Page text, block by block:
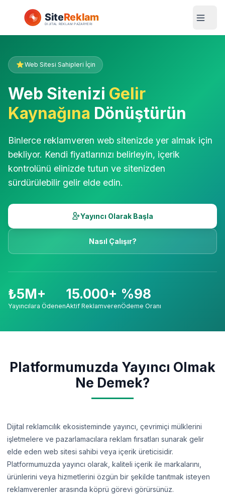
Web Sitesi Sahipleri İçin
Web Sitenizi Gelir
Kaynağına Dönüştürün
Binlerce reklamveren web sitenizde yer almak için
bekliyor. Kendi fiyatlarınızı belirleyin, içerik
kontrolünü elinizde tutun ve sitenizden
sürdürülebilir gelir elde edin.
Yayıncı Olarak Başla
Nasıl Çalışır?
₺5M+
Yayıncılara Ödenen
15.000+
Aktif Reklamveren
%98
Ödeme Oranı
Platformumuzda Yayıncı Olmak
Ne Demek?
Dijital reklamcılık ekosisteminde yayıncı, çevrimiçi mülklerini
işletmelere ve pazarlamacılara reklam fırsatları sunarak gelir
elde eden web sitesi sahibi veya içerik üreticisidir.
Platformumuzda yayıncı olarak, kaliteli içerik ile markalarını,
ürünlerini veya hizmetlerini özgün bir şekilde tanıtmak isteyen
reklamverenler arasında köprü görevi görürsünüz.